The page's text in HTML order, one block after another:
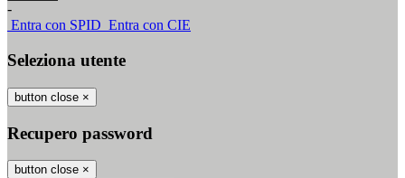
-
Entra con SPID Entra con CIE
Seleziona utente
button close ×
Recupero password
button close ×